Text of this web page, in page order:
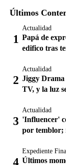
Últimos
Actualidad
Papá de
edifico tras
Actualidad
Jiggy Drama
TV, y la luz
Actualidad
'Influencer'
por temblor;
Expediente
Últimos